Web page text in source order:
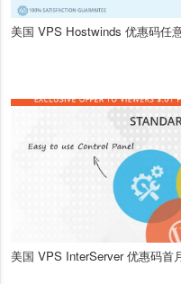
美国 VPS Hostwinds 优惠码任
美国 VPS InterServer 优惠码首